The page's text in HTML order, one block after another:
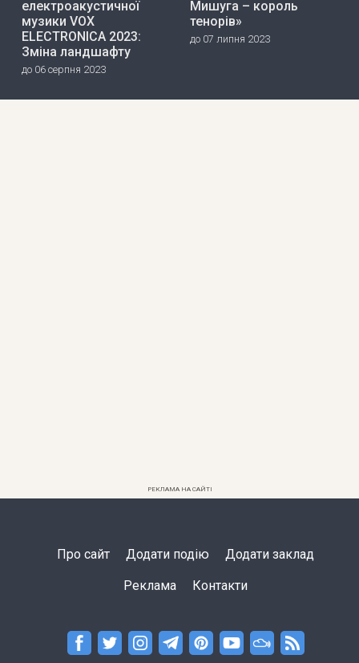
електроакустичної
музики VOX
ELECTRONICA 2023:
Зміна ландшафту
до 06 серпня 2023
Мишуга – король
тенорів»
до 07 липня 2023
РЕКЛАМА НА САЙТІ
Про сайт Додати подію Додати заклад
Реклама Контакти